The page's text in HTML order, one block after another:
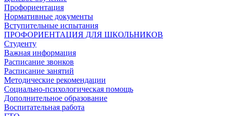
Профориентация
Нормативные документы
Вступительные испытания
ПРОФОРИЕНТАЦИЯ ДЛЯ ШКОЛЬНИКОВ
Студенту
Важная информация
Расписание звонков
Расписание занятий
Методические рекомендации
Социально-психологическая помощь
Дополнительное образование
Воспитательная работа